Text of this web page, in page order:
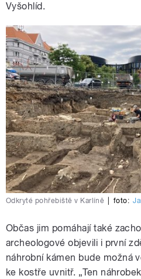
Vyšohlíd.
Odkryté pohřebiště v Karlíně foto:
Občas jim pomáhají také
archeologové objevili i první
náhrobní kámen bude možná
ke kostře uvnitř. „Ten